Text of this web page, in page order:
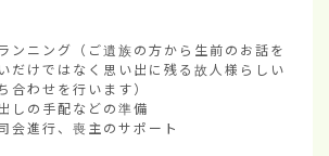
ンニング（ご遺族の方から生前のお話を
だけではなく思い出に残る故人様らしい
合わせを行います）
しの手配などの準備
会進行、喪主のサポート